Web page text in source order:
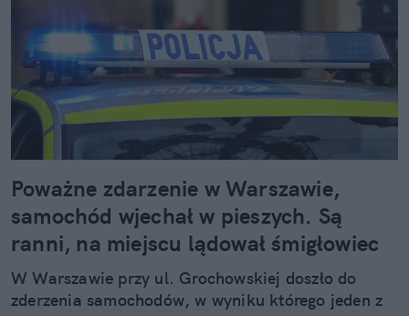
Poważne zdarzenie w Warszawie,
samochód wjechał w pieszych. Są
ranni, na miejscu lądował śmigłowiec
W Warszawie przy ul. Grochowskiej doszło do
zderzenia samochodów, w wyniku którego jeden z